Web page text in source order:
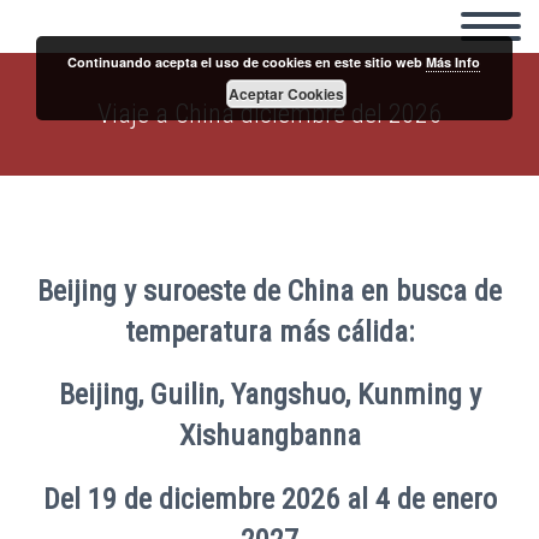
Viaje a China diciembre del 2026
Beijing y suroeste de China en busca de
temperatura más cálida:
Beijing, Guilin, Yangshuo, Kunming y
Xishuangbanna
Del 19 de diciembre 2026 al 4 de enero
Continuando acepta el uso de cookies en este sitio webMás Info
Aceptar Cookies